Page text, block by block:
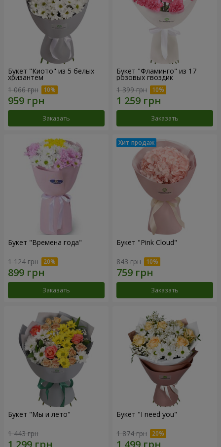
Букет "Киото" из 5 белых
хризантем
1 066 грн
Заказать
Букет "Фламинго" из 17
розовых гвоздик
1 399 грн
Заказать
Букет "Времена года"
1 124 грн
Заказать
Букет "Pink Cloud"
843 грн
Заказать
Букет "Мы и лето"
1 443 грн
Букет "I need you"
1 874 грн